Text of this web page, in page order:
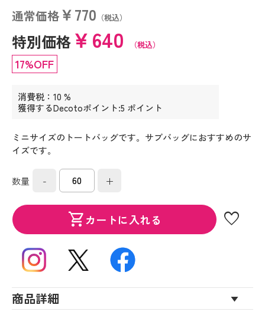
通常価格￥770 （税込）
特別価格￥640 （税込）
17%OFF
消費税：10 %
獲得するDecotoポイント:5 ポイント
ミニサイズのトートバッグです。サブバッグにおすすめのサ
イズです。
数量 - +
shopping_cartカートに入れる favorite
商品詳細